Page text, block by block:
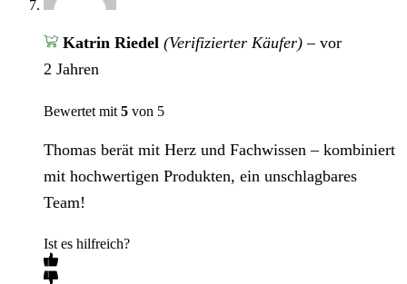
Katrin Riedel (Verifizierter Käufer) – vor
2 Jahren
Bewertet mit 5 von 5
Thomas berät mit Herz und Fachwissen – kombiniert
mit hochwertigen Produkten, ein unschlagbares
Team!
Ist es hilfreich?